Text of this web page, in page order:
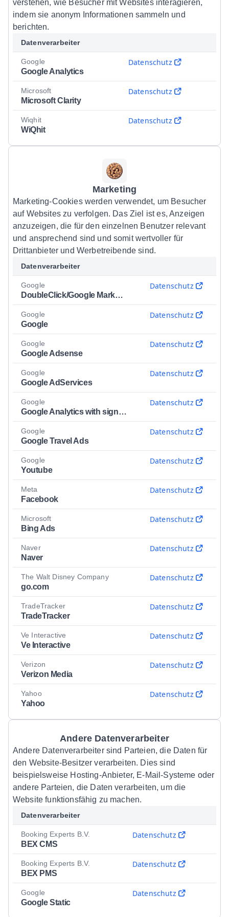
verstehen, wie Besucher mit Websites interagieren,
indem sie anonym Informationen sammeln und
berichten.
Datenverarbeiter
Google
Google Analytics
Datenschutz
Microsoft
Microsoft Clarity
Datenschutz
Wiqhit
WiQhit
Datenschutz
Marketing
Marketing-Cookies werden verwendet, um Besucher
auf Websites zu verfolgen. Das Ziel ist es, Anzeigen
anzuzeigen, die für den einzelnen Benutzer relevant
und ansprechend sind und somit wertvoller für
Drittanbieter und Werbetreibende sind.
Datenverarbeiter
Google
DoubleClick/Google Marketing
Datenschutz
Google
Google
Datenschutz
Google
Google Adsense
Datenschutz
Google
Google AdServices
Datenschutz
Google
Google Analytics with signals
Datenschutz
Google
Google Travel Ads
Datenschutz
Google
Youtube
Datenschutz
Meta
Facebook
Datenschutz
Microsoft
Bing Ads
Datenschutz
Naver
Naver
Datenschutz
The Walt Disney Company
go.com
Datenschutz
TradeTracker
TradeTracker
Datenschutz
Ve Interactive
Ve Interactive
Datenschutz
Verizon
Verizon Media
Datenschutz
Yahoo
Yahoo
Datenschutz
Andere Datenverarbeiter
Andere Datenverarbeiter sind Parteien, die Daten für
den Website-Besitzer verarbeiten. Dies sind
beispielsweise Hosting-Anbieter, E-Mail-Systeme oder
andere Parteien, die Daten verarbeiten, um die
Website funktionsfähig zu machen.
Datenverarbeiter
Booking Experts B.V.
BEX CMS
Datenschutz
Booking Experts B.V.
BEX PMS
Datenschutz
Google
Google Static
Datenschutz